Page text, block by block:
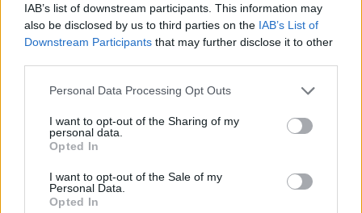
IAB’s list of downstream participants. This information may
also be disclosed by us to third parties on the IAB’s List of
Downstream Participants that may further disclose it to other
Personal Data Processing Opt Outs
I want to opt-out of the Sharing of my
personal data.
Opted In
I want to opt-out of the Sale of my
Personal Data.
Opted In
TP Greece: Πώς διαμορφώνεται το
μέλλον του Insurance στην εποχή του AI
Η
σου
Advertorial